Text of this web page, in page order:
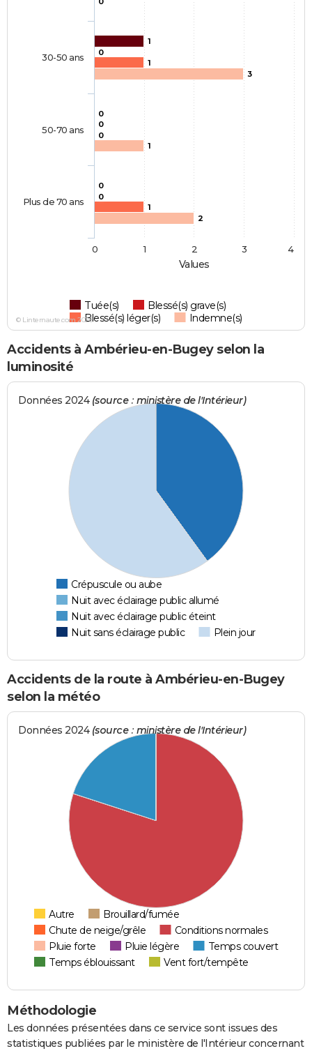
Values
1
0
0
0
0
0
1
0
1
3
1
2
Tuée(s)
Blessé(s) grave(s)
Blessé(s) léger(s)
Indemne(s)
30-50 ans
50-70 ans
Plus de 70 ans
0 1 2 3 4
© Linternaute.com 2026
Accidents à Ambérieu-en-Bugey selon la
luminosité
Données 2024 (source : ministère de l'Intérieur)
Crépuscule ou aube
Nuit avec éclairage public allumé
Nuit avec éclairage public éteint
Nuit sans éclairage public
Plein jour
Accidents de la route à Ambérieu-en-Bugey
selon la météo
Données 2024 (source : ministère de l'Intérieur)
Autre
Brouillard/fumée
Chute de neige/grêle
Conditions normales
Pluie forte
Pluie légère
Temps couvert
Temps éblouissant
Vent fort/tempête
Méthodologie
Les données présentées dans ce service sont issues des
statistiques publiées par le ministère de l'Intérieur concernant